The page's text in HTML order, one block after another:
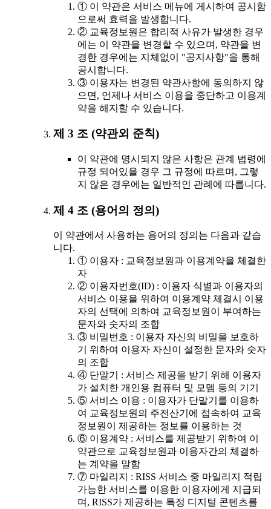
① 이 약관은 서비스 메뉴에 게시하여 공시함
으로써 효력을 발생합니다.
② 교육정보원은 합리적 사유가 발생한 경우
에는 이 약관을 변경할 수 있으며, 약관을 변
경한 경우에는 지체없이 "공지사항"을 통해
공시합니다.
③ 이용자는 변경된 약관사항에 동의하지 않
으면, 언제나 서비스 이용을 중단하고 이용계
약을 해지할 수 있습니다.
제 3 조 (약관외 준칙)
이 약관에 명시되지 않은 사항은 관계 법령에
규정 되어있을 경우 그 규정에 따르며, 그렇
지 않은 경우에는 일반적인 관례에 따릅니다.
제 4 조 (용어의 정의)
이 약관에서 사용하는 용어의 정의는 다음과 같습
니다.
① 이용자 : 교육정보원과 이용계약을 체결한
자
② 이용자번호(ID) : 이용자 식별과 이용자의
서비스 이용을 위하여 이용계약 체결시 이용
자의 선택에 의하여 교육정보원이 부여하는
문자와 숫자의 조합
③ 비밀번호 : 이용자 자신의 비밀을 보호하
기 위하여 이용자 자신이 설정한 문자와 숫자
의 조합
④ 단말기 : 서비스 제공을 받기 위해 이용자
가 설치한 개인용 컴퓨터 및 모뎀 등의 기기
⑤ 서비스 이용 : 이용자가 단말기를 이용하
여 교육정보원의 주전산기에 접속하여 교육
정보원이 제공하는 정보를 이용하는 것
⑥ 이용계약 : 서비스를 제공받기 위하여 이
약관으로 교육정보원과 이용자간의 체결하
는 계약을 말함
⑦ 마일리지 : RISS 서비스 중 마일리지 적립
가능한 서비스를 이용한 이용자에게 지급되
며, RISS가 제공하는 특정 디지털 콘텐츠를